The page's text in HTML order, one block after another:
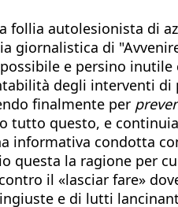
autolesionista di
di
e persino
degli interventi
finalmente per
questo, e
informativa condotta
questa la ragione per
il «lasciar fare»
e di lutti